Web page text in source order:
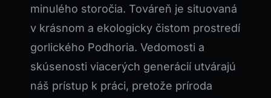
minulého storočia. Továreň je situovaná
v krásnom a ekologicky čistom prostredí
gorlického Podhoria. Vedomosti a
skúsenosti viacerých generácií utvárajú
náš prístup k práci, pretože príroda